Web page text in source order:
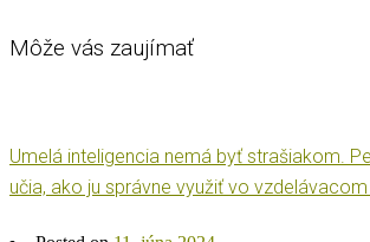
Môže vás zaujímať
Umelá inteligencia nemá byť strašiakom.
učia, ako ju správne využiť vo